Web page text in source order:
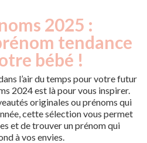
2025 :
tendance
bébé !
l’air du temps pour votre futur
2024 est là pour vous inspirer.
originales ou prénoms qui
cette sélection vous permet
et de trouver un prénom qui
à vos envies.